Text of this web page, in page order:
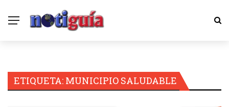
ETIQUETA: MUNICIPIO SALUDABLE